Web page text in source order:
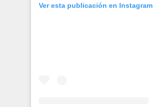
Ver esta publicación en Instagram